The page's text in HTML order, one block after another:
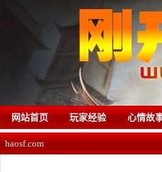
网站首页 玩家经验 心情故
haosf.com